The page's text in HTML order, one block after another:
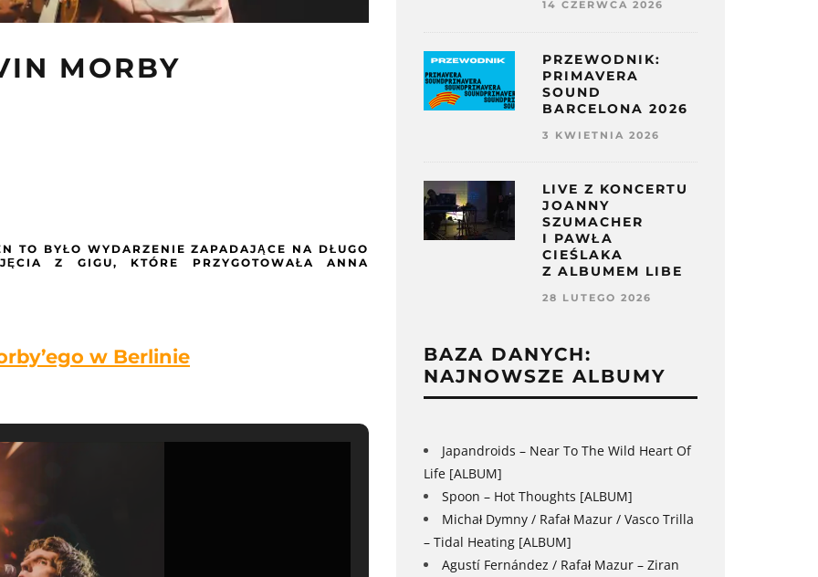
MORBY
TO BYŁO WYDARZENIE ZAPADAJĄCE NA DŁUGO
Z GIGU, KTÓRE PRZYGOTOWAŁA ANNA
w Berlinie
14 CZERWCA 2026
PRZEWODNIK:
PRIMAVERA
SOUND
BARCELONA 2026
3 KWIETNIA 2026
LIVE Z KONCERTU
JOANNY
SZUMACHER
I PAWŁA
CIEŚLAKA
Z ALBUMEM LIBE
28 LUTEGO 2026
BAZA DANYCH:
NAJNOWSZE ALBUMY
Japandroids – Near To The Wild Heart Of
Life [ALBUM]
Spoon – Hot Thoughts [ALBUM]
Michał Dymny / Rafał Mazur / Vasco Trilla
– Tidal Heating [ALBUM]
Agustí Fernández / Rafał Mazur – Ziran